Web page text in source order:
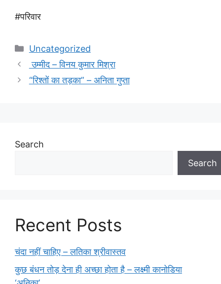
#परिवार
Categories
Uncategorized
उम्मीद – विनय कुमार मिश्रा
“रिश्तों का तड़का” – अनिता गुप्ता
Search
Search
Recent Posts
चंदा नहीं चाहिए – लतिका श्रीवास्तव
कुछ बंधन तोड़ देना ही अच्छा होता है – लक्ष्मी कानोडिया